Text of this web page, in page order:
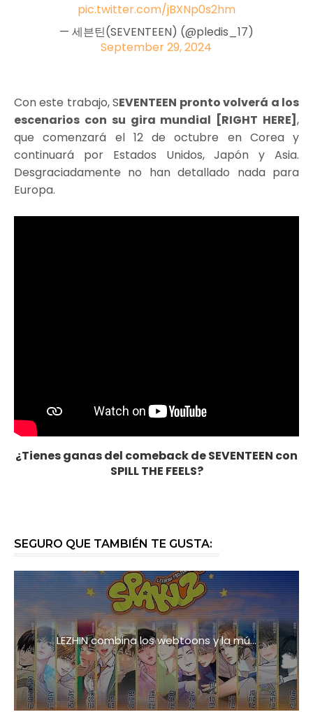
pic.twitter.com/jBXNp0s2hm
— 세븐틴(SEVENTEEN) (@pledis_17)
September 29, 2024
Con este trabajo, SEVENTEEN pronto volverá a los
escenarios con su gira mundial [RIGHT HERE] ,
que comenzará el 12 de octubre en Corea y
continuará por Estados Unidos, Japón y Asia.
Desgraciadamente no han detallado nada para
Europa.
¿Tienes ganas del comeback de SEVENTEEN con
SPILL THE FEELS?
SEGURO QUE TAMBIÉN TE GUSTA:
LEZHIN combina los webtoons y la mú...